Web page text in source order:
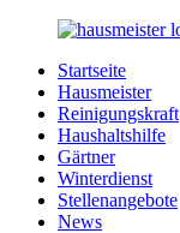
Zurück
Inhalt
Hausmeister.de
Alles
rund
Ihren
Haushalt
Startseite
Hausmeister
Reinigungskraft
Haushaltshilfe
Gärtner
Winterdienst
Stellenangebote
News